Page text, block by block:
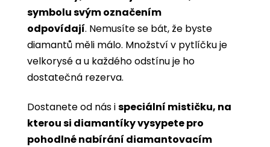
symbolu svým označením
odpovídají. Nemusíte se bát, že byste
diamantů měli málo. Množství v pytlíčku je
velkorysé a u každého odstínu je ho
dostatečná rezerva.
Dostanete od nás ispeciální mističku, na
kterou si diamantíky vysypete pro
pohodlné nabírání diamantovacím